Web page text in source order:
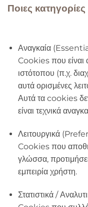
Ποιες
Αναγκαία
Cookies που είναι
ιστότοπου (π.χ.
αυτά ορισμένες
Αυτά τα cookies
είναι τεχνικά
Λειτουργικά
Cookies που
γλώσσα,
εμπειρία χρήστη.
Στατιστικά /